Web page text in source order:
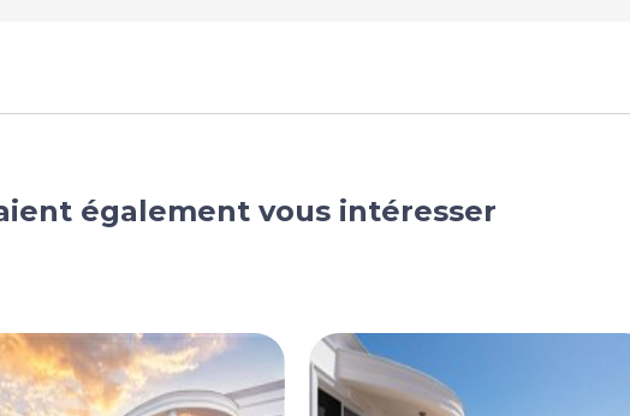
également vous intéresser